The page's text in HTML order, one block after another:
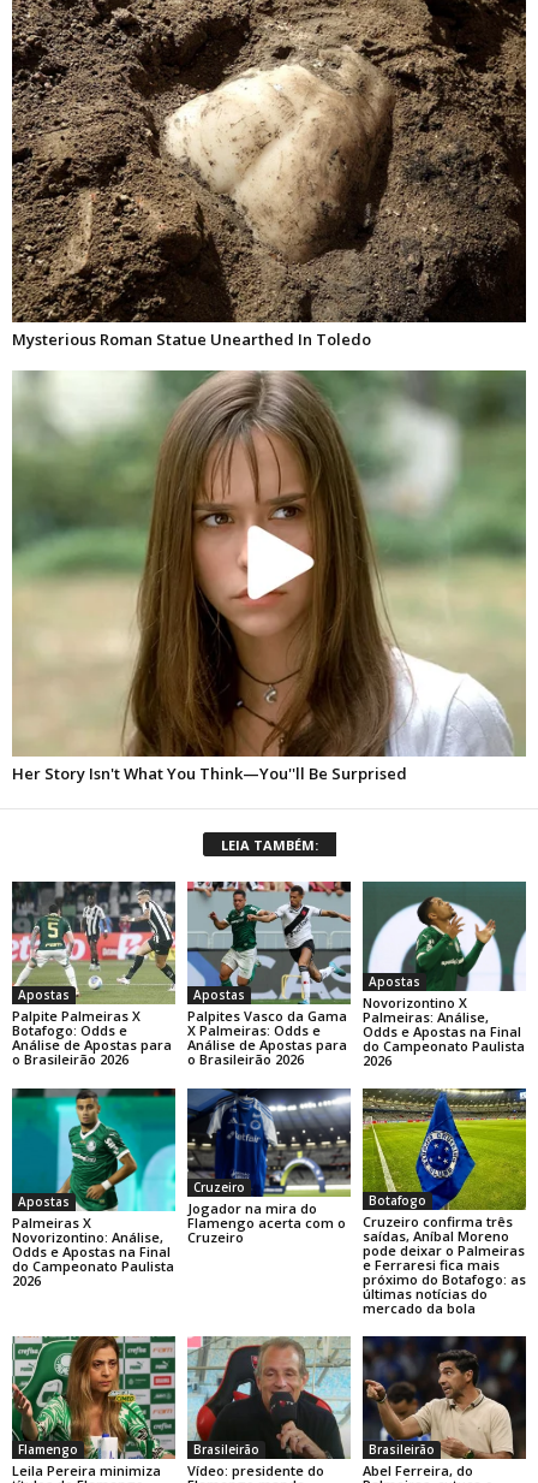
LEIA TAMBÉM:
Apostas
Palpite Palmeiras X
Botafogo: Odds e
Análise de Apostas para
o Brasileirão 2026
Apostas
Palpites Vasco da Gama
X Palmeiras: Odds e
Análise de Apostas para
o Brasileirão 2026
Apostas
Novorizontino X
Palmeiras: Análise,
Odds e Apostas na Final
do Campeonato Paulista
2026
Apostas
Palmeiras X
Novorizontino: Análise,
Odds e Apostas na Final
do Campeonato Paulista
2026
Cruzeiro
Jogador na mira do
Flamengo acerta com o
Cruzeiro
Botafogo
Cruzeiro confirma três
saídas, Aníbal Moreno
pode deixar o Palmeiras
e Ferraresi fica mais
próximo do Botafogo: as
últimas notícias do
mercado da bola
Flamengo
Leila Pereira minimiza
Brasileirão
Vídeo: presidente do
Brasileirão
Abel Ferreira, do